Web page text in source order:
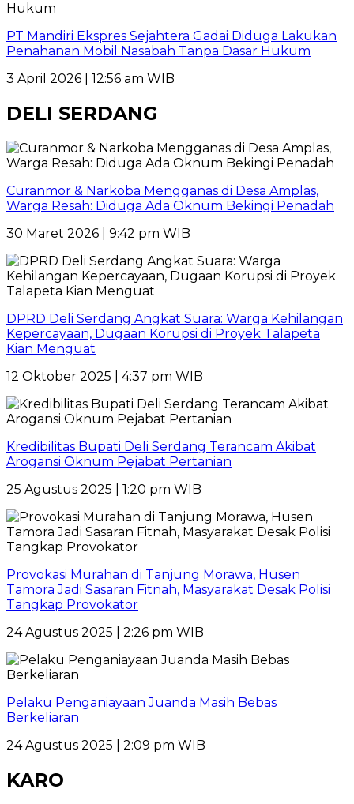
PT Mandiri Ekspres Sejahtera Gadai Diduga Lakukan
Penahanan Mobil Nasabah Tanpa Dasar Hukum
3 April 2026 | 12:56 am WIB
DELI SERDANG
Curanmor & Narkoba Mengganas di Desa Amplas,
Warga Resah: Diduga Ada Oknum Bekingi Penadah
30 Maret 2026 | 9:42 pm WIB
DPRD Deli Serdang Angkat Suara: Warga Kehilangan
Kepercayaan, Dugaan Korupsi di Proyek Talapeta
Kian Menguat
12 Oktober 2025 | 4:37 pm WIB
Kredibilitas Bupati Deli Serdang Terancam Akibat
Arogansi Oknum Pejabat Pertanian
25 Agustus 2025 | 1:20 pm WIB
Provokasi Murahan di Tanjung Morawa, Husen
Tamora Jadi Sasaran Fitnah, Masyarakat Desak Polisi
Tangkap Provokator
24 Agustus 2025 | 2:26 pm WIB
Pelaku Penganiayaan Juanda Masih Bebas
Berkeliaran
24 Agustus 2025 | 2:09 pm WIB
KARO